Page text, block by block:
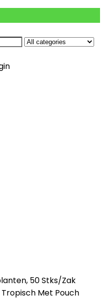
50 Stks/Zak
Met Pouch